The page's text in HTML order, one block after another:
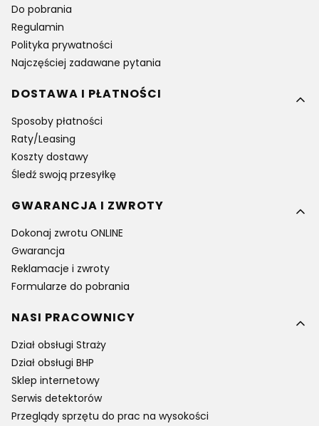
Do pobrania
Regulamin
Polityka prywatności
Najczęściej zadawane pytania
DOSTAWA I PŁATNOŚCI
Sposoby płatności
Raty/Leasing
Koszty dostawy
Śledź swoją przesyłkę
GWARANCJA I ZWROTY
Dokonaj zwrotu ONLINE
Gwarancja
Reklamacje i zwroty
Formularze do pobrania
NASI PRACOWNICY
Dział obsługi Straży
Dział obsługi BHP
Sklep internetowy
Serwis detektorów
Przeglądy sprzętu do prac na wysokości